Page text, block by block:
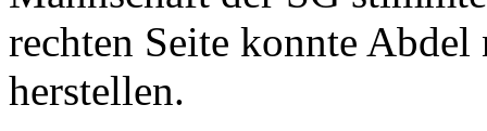
rechten Seite konnte
herstellen.